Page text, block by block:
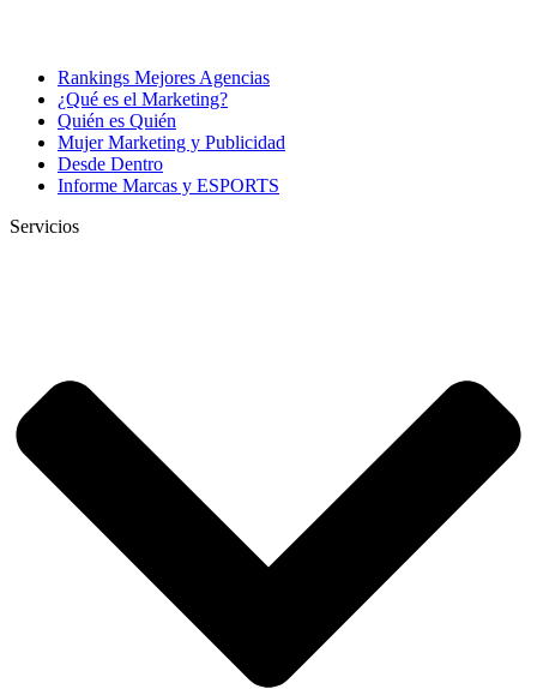
Rankings Mejores Agencias
¿Qué es el Marketing?
Quién es Quién
Mujer Marketing y Publicidad
Desde Dentro
Informe Marcas y ESPORTS
Servicios